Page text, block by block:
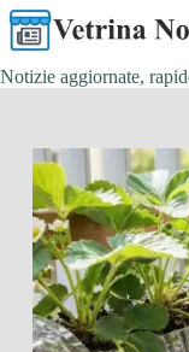
Salta
al
contenuto
Notizie aggiornate,